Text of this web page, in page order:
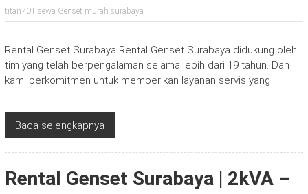
titan701 sewa Genset murah surabaya
Rental Genset Surabaya Rental Genset Surabaya didukung oleh
tim yang telah berpengalaman selama lebih dari 19 tahun. Dan
kami berkomitmen untuk memberikan layanan servis yang
Baca selengkapnya
Rental Genset Surabaya | 2kVA –